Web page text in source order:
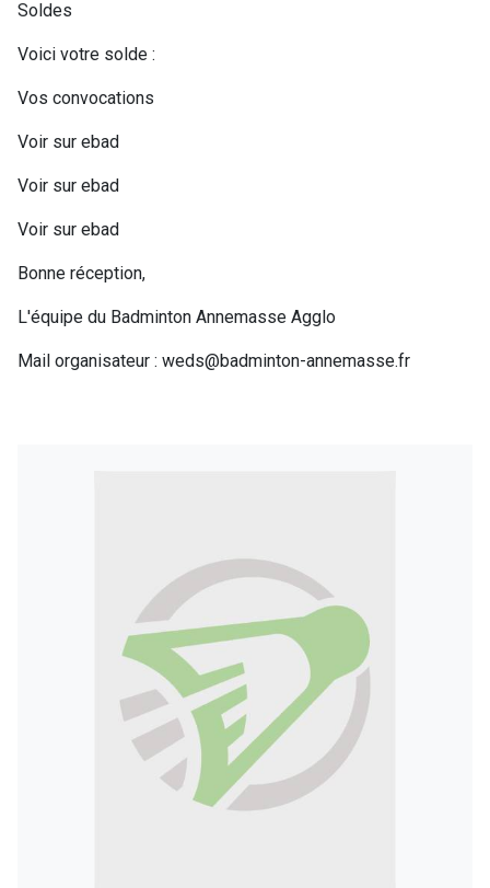
Soldes
Voici votre solde :
Vos convocations
Voir sur ebad
Voir sur ebad
Voir sur ebad
Bonne réception,
L'équipe du Badminton Annemasse Agglo
Mail organisateur : weds@badminton-annemasse.fr